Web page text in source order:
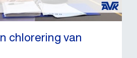
chlorering van